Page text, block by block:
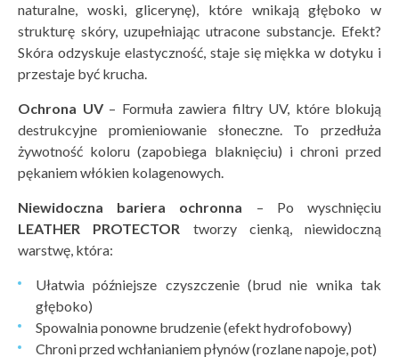
naturalne, woski, glicerynę), które wnikają głęboko w
strukturę skóry, uzupełniając utracone substancje. Efekt?
Skóra odzyskuje elastyczność, staje się miękka w dotyku i
przestaje być krucha.
Ochrona UV– Formuła zawiera filtry UV, które blokują
destrukcyjne promieniowanie słoneczne. To przedłuża
żywotność koloru (zapobiega blaknięciu) i chroni przed
pękaniem włókien kolagenowych.
Niewidoczna bariera ochronna – Po wyschnięciu
LEATHER PROTECTOR tworzy cienką, niewidoczną
warstwę, która:
Ułatwia późniejsze czyszczenie (brud nie wnika tak
głęboko)
Spowalnia ponowne brudzenie (efekt hydrofobowy)
Chroni przed wchłanianiem płynów (rozlane napoje, pot)